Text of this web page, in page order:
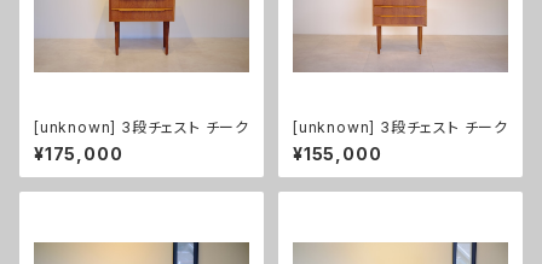
[unknown] 3段チェスト チーク
¥175,000
[unknown] 3段チェスト チーク
¥155,000